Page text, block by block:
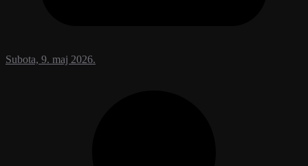
Subota, 9. maj 2026.